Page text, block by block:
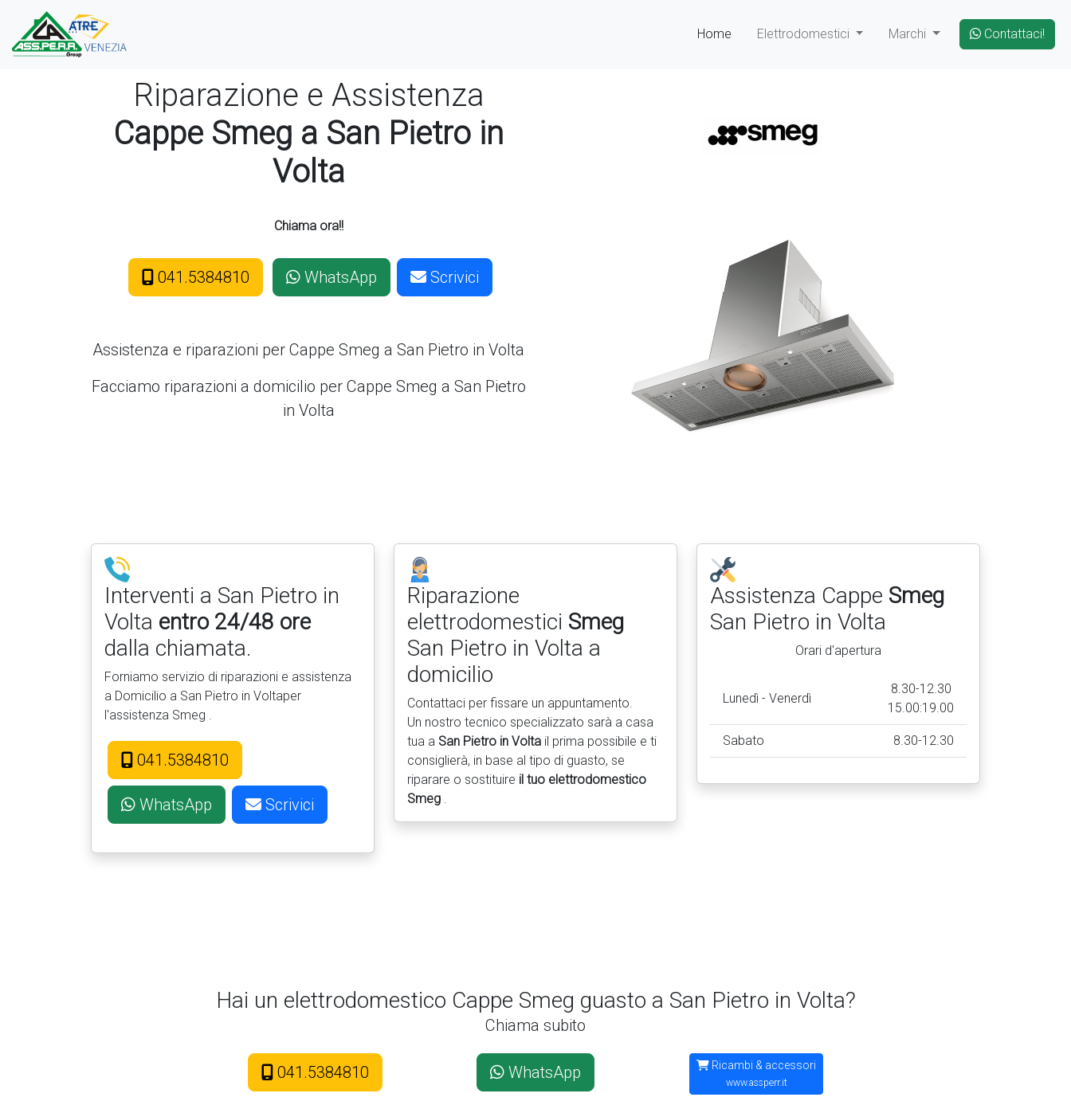
Home Elettrodomestici Marchi Contattaci!
Riparazione e Assistenza
Cappe Smeg a San Pietro in
Volta
Chiama ora!!
041.5384810 WhatsApp Scrivici
Assistenza e riparazioni per Cappe Smeg a San Pietro in Volta
Facciamo riparazioni a domicilio per Cappe Smeg a San Pietro
in Volta
Interventi a San Pietro in
Volta entro 24/48 ore
dalla chiamata.
Forniamo servizio di riparazioni e assistenza
a Domicilio a San Pietro in Voltaper
l'assistenza Smeg .
041.5384810
WhatsApp Scrivici
Riparazione
elettrodomestici Smeg
San Pietro in Volta a
domicilio
Contattaci per fissare un appuntamento.
Un nostro tecnico specializzato sarà a casa
tua a San Pietro in Volta il prima possibile e ti
consiglierà, in base al tipo di guasto, se
riparare o sostituire il tuo elettrodomestico
Smeg .
Assistenza Cappe Smeg
San Pietro in Volta
Orari d'apertura
Lunedì - Venerdì
8.30-12.30
15.00:19.00
Sabato 8.30-12.30
Hai un elettrodomestico Cappe Smeg guasto a San Pietro in Volta?
Chiama subito
041.5384810 WhatsApp Ricambi & accessori
www.assperr.it